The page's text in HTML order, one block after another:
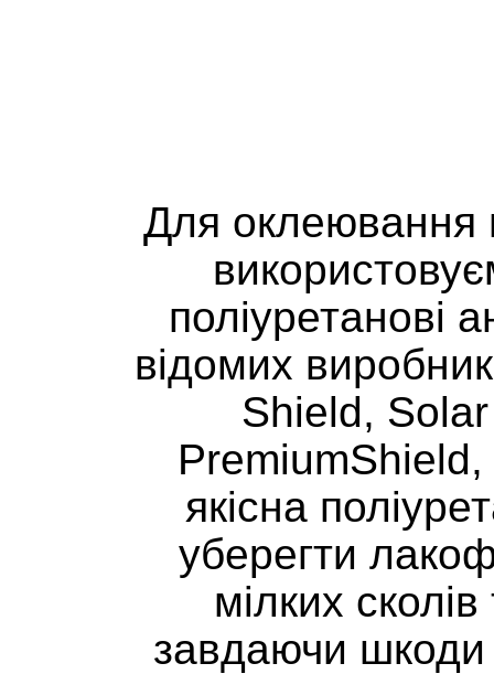
Для оклеювання
поліуретанові
відомих
Shield,
PremiumShield,
якісна
уберегти
мілких
завдаючи шкоди